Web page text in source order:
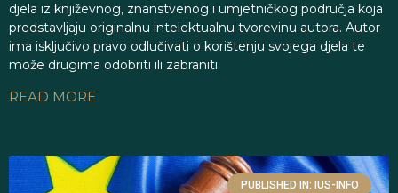
djela iz književnog, znanstvenog i umjetničkog područja koja
predstavljaju originalnu intelektualnu tvorevinu autora. Autor
ima isključivo pravo odlučivati o korištenju svojega djela te
može drugima odobriti ili zabraniti
READ MORE
PUBLISHED IN: IUS-INFO